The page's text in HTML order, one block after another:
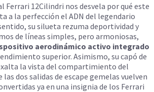
Ferrari 12Cilindri nos desvela por qué este
a la perfección el ADN del legendario
su silueta rezuma deportividad y
de líneas simples, pero armoniosas,
aerodinámico activo integrado
superior. Asimismo, su capó de
la vista del compartimiento del
dos salidas de escape gemelas vuelven
ya en una insignia de los Ferrari